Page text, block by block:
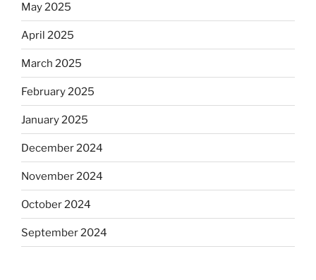
May 2025
April 2025
March 2025
February 2025
January 2025
December 2024
November 2024
October 2024
September 2024